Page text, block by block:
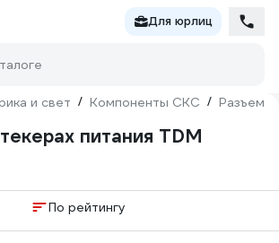
Для юрлиц
и свет / Компоненты СКС /
питания TDM
По рейтингу